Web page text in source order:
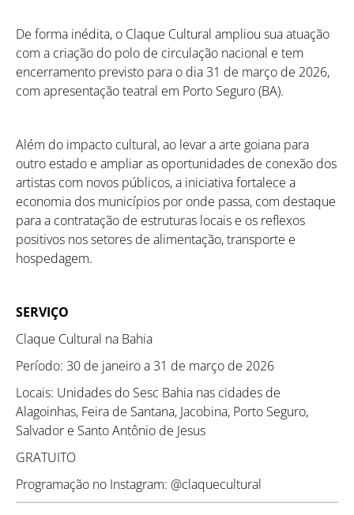
De forma inédita, o Claque Cultural ampliou sua atuação
com a criação do polo de circulação nacional e tem
encerramento previsto para o dia 31 de março de 2026,
com apresentação teatral em Porto Seguro (BA).
Além do impacto cultural, ao levar a arte goiana para
outro estado e ampliar as oportunidades de conexão dos
artistas com novos públicos, a iniciativa fortalece a
economia dos municípios por onde passa, com destaque
para a contratação de estruturas locais e os reflexos
positivos nos setores de alimentação, transporte e
hospedagem.
SERVIÇO
Claque Cultural na Bahia
Período: 30 de janeiro a 31 de março de 2026
Locais: Unidades do Sesc Bahia nas cidades de
Alagoinhas, Feira de Santana, Jacobina, Porto Seguro,
Salvador e Santo Antônio de Jesus
GRATUITO
Programação no Instagram: @claquecultural